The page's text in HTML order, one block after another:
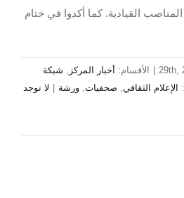
القيادية. كما أكدوا في ختام
الأقسام: أخبار المركز , شبكة
الإعلام الثقافي, صحفيات, ورشة
لا توجد